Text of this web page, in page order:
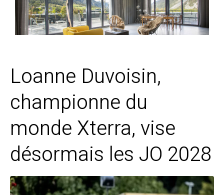
Loanne Duvoisin,
championne du
monde Xterra, vise
désormais les JO 2028